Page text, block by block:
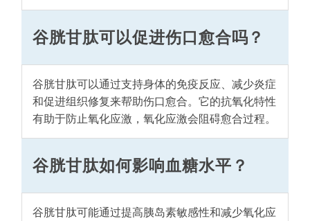
谷胱甘肽可以促进伤口愈合吗？
谷胱甘肽可以通过支持身体的免疫反应、减少炎症
和促进组织修复来帮助伤口愈合。它的抗氧化特性
有助于防止氧化应激，氧化应激会阻碍愈合过程。
谷胱甘肽如何影响血糖水平？
谷胱甘肽可能通过提高胰岛素敏感性和减少氧化应